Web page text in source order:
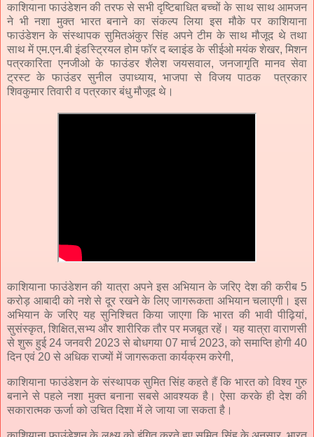
काशियाना फाउंडेशन की तरफ से सभी दृष्टिबाधित बच्चों के साथ साथ आमजन
ने भी नशा मुक्त भारत बनाने का संकल्प लिया इस मौके पर काशियाना
फाउंडेशन के संस्थापक सुमितअंकुर सिंह अपने टीम के साथ मौजूद थे तथा
साथ में एम.एन.बी इंडस्ट्रियल होम फॉर द ब्लाइंड के सीईओ मयंक शेखर, मिशन
पत्रकारिता एनजीओ के फाउंडर शैलेश जयसवाल, जनजागृति मानव सेवा
ट्रस्ट के फाउंडर सुनील उपाध्याय, भाजपा से विजय पाठक पत्रकार
शिवकुमार तिवारी व पत्रकार बंधु मौजूद थे।
काशियाना फाउंडेशन की यात्रा अपने इस अभियान के जरिए देश की करीब 5
करोड़ आबादी को नशे से दूर रखने के लिए जागरूकता अभियान चलाएगी। इस
अभियान के जरिए यह सुनिश्चित किया जाएगा कि भारत की भावी पीढ़ियां,
सुसंस्कृत, शिक्षित,सभ्य और शारीरिक तौर पर मजबूत रहें। यह यात्रा वाराणसी
से शुरू हुई 24 जनवरी 2023 से बोधगया 07 मार्च 2023, को समाप्ति होगी 40
दिन एवं 20 से अधिक राज्यों में जागरूकता कार्यक्रम करेगी,
काशियाना फाउंडेशन के संस्थापक सुमित सिंह कहते हैं कि भारत को विश्व गुरु
बनाने से पहले नशा मुक्त बनाना सबसे आवश्यक है। ऐसा करके ही देश की
सकारात्मक ऊर्जा को उचित दिशा में ले जाया जा सकता है।